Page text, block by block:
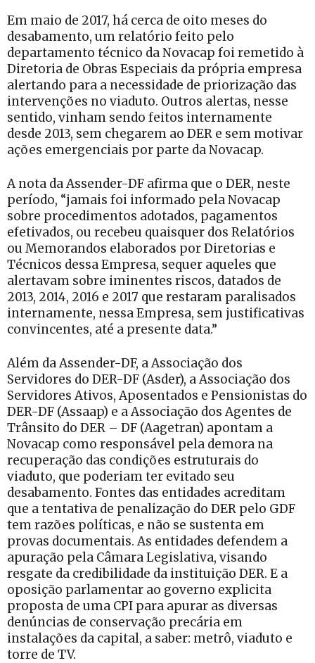
Em maio de 2017, há cerca de oito meses do
desabamento, um relatório feito pelo
departamento técnico da Novacap foi remetido à
Diretoria de Obras Especiais da própria empresa
alertando para a necessidade de priorização das
intervenções no viaduto. Outros alertas, nesse
sentido, vinham sendo feitos internamente
desde 2013, sem chegarem ao DER e sem motivar
ações emergenciais por parte da Novacap.
A nota da Assender-DF afirma que o DER, neste
período, “jamais foi informado pela Novacap
sobre procedimentos adotados, pagamentos
efetivados, ou recebeu quaisquer dos Relatórios
ou Memorandos elaborados por Diretorias e
Técnicos dessa Empresa, sequer aqueles que
alertavam sobre iminentes riscos, datados de
2013, 2014, 2016 e 2017 que restaram paralisados
internamente, nessa Empresa, sem justificativas
convincentes, até a presente data.”
Além da Assender-DF, a Associação dos
Servidores do DER-DF (Asder), a Associação dos
Servidores Ativos, Aposentados e Pensionistas do
DER-DF (Assaap) e a Associação dos Agentes de
Trânsito do DER – DF (Aagetran) apontam a
Novacap como responsável pela demora na
recuperação das condições estruturais do
viaduto, que poderiam ter evitado seu
desabamento. Fontes das entidades acreditam
que a tentativa de penalização do DER pelo GDF
tem razões políticas, e não se sustenta em
provas documentais. As entidades defendem a
apuração pela Câmara Legislativa, visando
resgate da credibilidade da instituição DER. E a
oposição parlamentar ao governo explicita
proposta de uma CPI para apurar as diversas
denúncias de conservação precária em
instalações da capital, a saber: metrô, viaduto e
torre de TV.